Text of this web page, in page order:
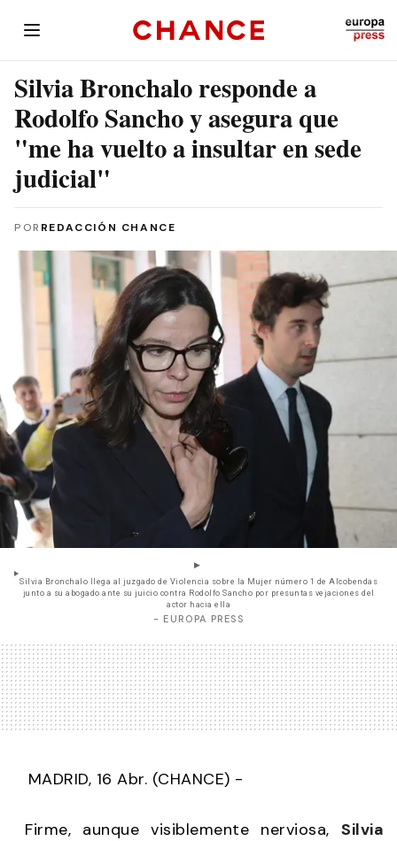
Silvia Bronchalo responde a
Rodolfo Sancho y asegura que
"me ha vuelto a insultar en sede
judicial"
POR REDACCIÓN CHANCE
Silvia Bronchalo llega al juzgado de Violencia sobre la Mujer número 1 de Alcobendas
junto a su abogado ante su juicio contra Rodolfo Sancho por presuntas vejaciones del
actor hacia ella
- EUROPA PRESS
MADRID, 16 Abr. (CHANCE) -
Firme, aunque visiblemente nerviosa, Silvia